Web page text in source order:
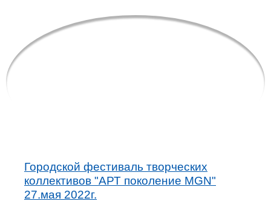
Городской фестиваль творческих
коллективов "АРТ поколение MGN"
27.мая 2022г.